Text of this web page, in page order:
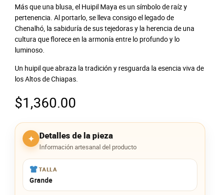
Más que una blusa, el Huipil Maya es un símbolo de raíz y
pertenencia. Al portarlo, se lleva consigo el legado de
Chenalhó, la sabiduría de sus tejedoras y la herencia de una
cultura que florece en la armonía entre lo profundo y lo
luminoso.
Un huipil que abraza la tradición y resguarda la esencia viva de
los Altos de Chiapas.
$1,360.00
✦ Detalles de la pieza
Información artesanal del producto
TALLA
Grande